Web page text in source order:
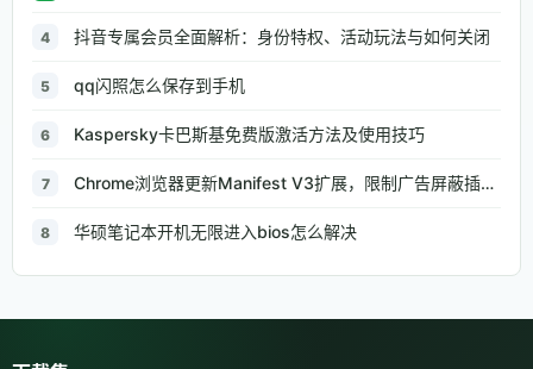
4 抖音专属会员全面解析：身份特权、活动玩法与如何关闭
5 qq闪照怎么保存到手机
6 Kaspersky卡巴斯基免费版激活方法及使用技巧
7 Chrome浏览器更新Manifest V3扩展，限制广告屏蔽插件能力
8 华硕笔记本开机无限进入bios怎么解决